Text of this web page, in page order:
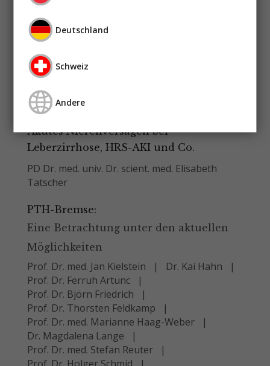
Prof. Dr. Thomas Rauen
Prof. Dr. Jürgen Floege
Die Hypertonie und der Salzkrieg:
Prof. Dr. Gert Mayer
Akutes Nierenversagen bei
Leberzirrhose, HRS-AKI und Co.
PD Dr. med. univ. Dr. scient. med. Elisabeth
Tatscher
PTH-Bremse:
Eine Betrachtung unter den aktuellen
Möglichkeiten
Prof. Dr. med. Jan Kielstein
Dr. Kai Hahn
Prof. Dr. Ferruh Artunc
Prof. Dr. Björn Friedrich
Prof. Dr. Thorsten Feldkamp
Prof. Dr. med. Marianne Haag-Weber
Dr. Magdalena Lange
Prof. Dr. med. Stefan Reuter
Deutschland
Schweiz
Andere